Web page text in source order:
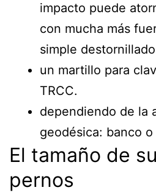
impacto puede
con mucha más
simple
un martillo para
TRCC.
dependiendo de la
geodésica: banco o
El tamaño de
pernos